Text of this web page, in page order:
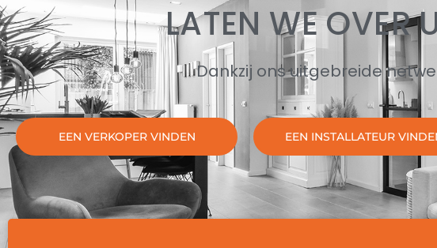
LATEN WE OVER
Dankzij ons uitgebreide
EEN VERKOPER VINDEN EEN INSTALLATEUR